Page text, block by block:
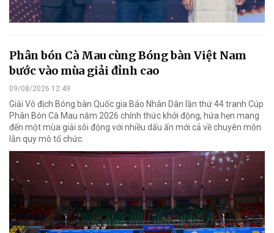
Phân bón Cà Mau cùng Bóng bàn Việt Nam
bước vào mùa giải đỉnh cao
09/08/2026 12:49
Giải Vô địch Bóng bàn Quốc gia Báo Nhân Dân lần thứ 44 tranh Cúp
Phân Bón Cà Mau năm 2026 chính thức khởi động, hứa hẹn mang
đến một mùa giải sôi động với nhiều dấu ấn mới cả về chuyên môn
lẫn quy mô tổ chức.